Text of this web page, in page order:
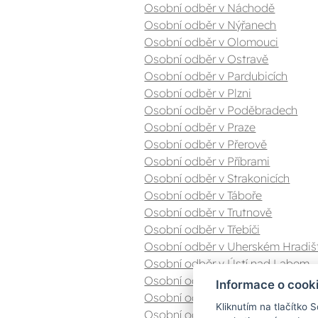
Osobní odběr v Náchodě
Osobní odběr v Nýřanech
Osobní odběr v Olomouci
Osobní odběr v Ostravě
Osobní odběr v Pardubicích
Osobní odběr v Plzni
Osobní odběr v Poděbradech
Osobní odběr v Praze
Osobní odběr v Přerově
Osobní odběr v Příbrami
Osobní odběr v Strakonicích
Osobní odběr v Táboře
Osobní odběr v Trutnově
Osobní odběr v Třebíči
Osobní odběr v Uherském
Osobní odběr v Ústí nad Labem
Osobní odběr v Valašském
Osobní odběr v Zlíně
Osobní odběr v Znojmě
Informace o
Kliknutím na tlačítko